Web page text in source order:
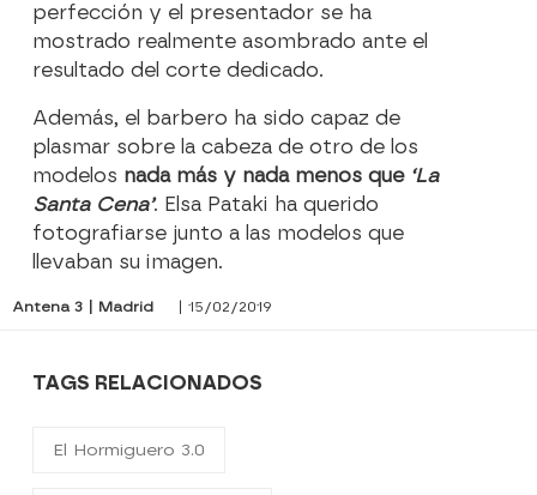
perfección y el presentador se ha
mostrado realmente asombrado ante el
resultado del corte dedicado.
Además, el barbero ha sido capaz de
plasmar sobre la cabeza de otro de los
modelos nada más y nada menos que ‘La
Santa Cena’. Elsa Pataki ha querido
fotografiarse junto a las modelos que
llevaban su imagen.
Antena 3 | Madrid | 15/02/2019
TAGS RELACIONADOS
El Hormiguero 3.0